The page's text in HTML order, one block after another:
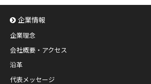
企業情報
企業理念
会社概要・アクセス
沿革
代表メッセージ